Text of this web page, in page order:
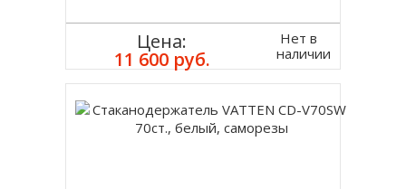
Цена:
11 600 руб.
Нет в
наличии